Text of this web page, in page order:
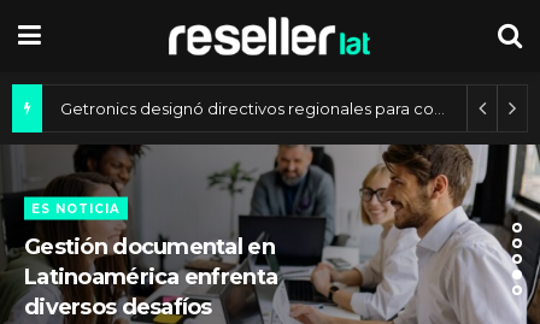
ES NOTICIA
Gestión documental en
Latinoamérica enfrenta
diversos desafíos